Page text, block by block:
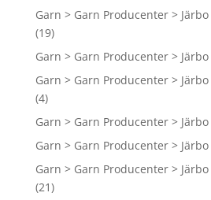
Garn > Garn Producenter >
(19)
Garn > Garn Producenter > Järbo
Garn > Garn Producenter >
(4)
Garn > Garn Producenter > Järbo
Garn > Garn Producenter >
Garn > Garn Producenter >
(21)